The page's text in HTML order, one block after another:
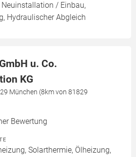
Neuinstallation / Einbau,
Hydraulischer Abgleich
u. Co.
KG
München (8km von 81829
Bewertung
Solarthermie, Ölheizung,